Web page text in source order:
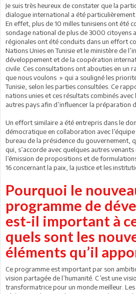
Je suis très heureux de constater que la
dialogue international a été
En effet, plus de 10 milles tunisiens ont été
sondage national de plus de 3000 citoyens
régionales ont été conduits dans un effort
Nations Unies en Tunisie et le ministère de
développement et de la coopération
civile. Ces consultations ont abouties en un
que nous voulons » qui a souligné les
Tunisie, selon les parties consultées. Ce
nations unies et ces résultats combinés
autres pays afin d’influencer la préparation
Un effort similaire a été entrepris dans le
démocratique en collaboration avec
bureau de la présidence du gouvernement,
qui, s’accorde avec quelques autres
l’émission de propositions et de
16 concernant la paix, la justice et les
Pourquoi le
programme de
est-il important à
quels sont les
éléments qu’il
Ce programme est important par son
vision partagée de l’humanité. C’est une
transformatrice pour un monde meilleur.